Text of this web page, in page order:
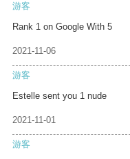
游客
Rank 1 on Google With 5
2021-11-06
游客
Estelle sent you 1 nude
2021-11-01
游客